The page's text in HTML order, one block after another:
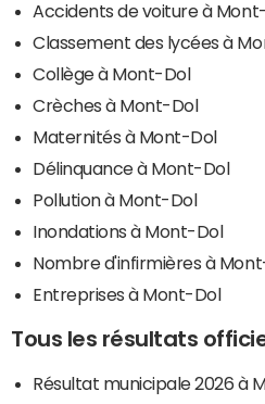
Accidents de voiture à
Classement des lycées à
Collège à Mont-Dol
Crèches à Mont-Dol
Maternités à Mont-Dol
Délinquance à Mont-Dol
Pollution à Mont-Dol
Inondations à Mont-Dol
Nombre d'infirmières à
Entreprises à Mont-Dol
Tous les résultats
Résultat municipale 2026 à